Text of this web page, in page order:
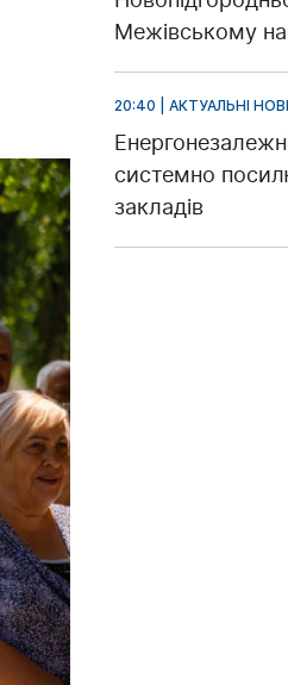
Межівському
20:40 | АКТУАЛЬНІ
системно
закладів